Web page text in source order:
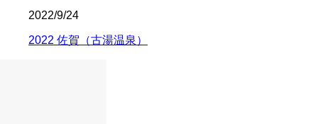
2022/9/24
2022 佐賀（古湯温泉）